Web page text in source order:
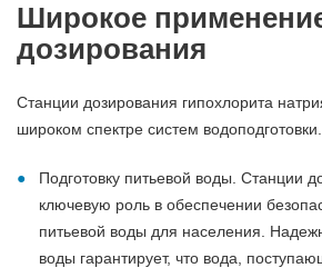
Широкое
дозирования
Станции дозирования гипохлорита
широком спектре систем
Подготовку питьевой воды. Станции
ключевую роль в обеспечении
питьевой воды для населения.
воды гарантирует, что вода,